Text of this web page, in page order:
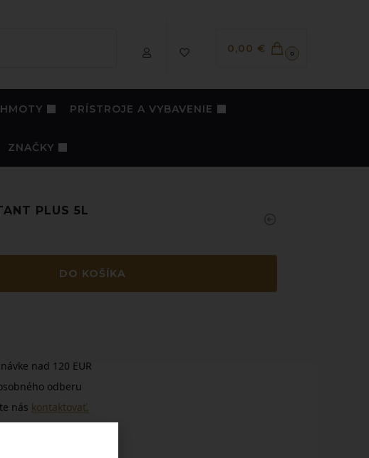
0,00 € 0
PRÍSTROJE A VYBAVENIE
ZNAČKY
PLUS 5L
DO KOŠÍKA
nad 120 EUR
odberu
nás kontaktovať.